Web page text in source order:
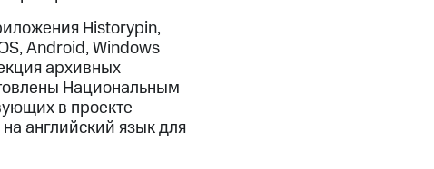
Historypin,
Android, Windows
архивных
Национальным
в проекте
английский язык для